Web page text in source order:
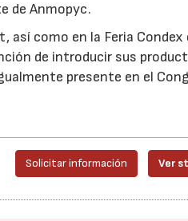
de Anmopyc.
así como en la Feria Condex
de introducir sus
presente en el
Solicitar información Ver